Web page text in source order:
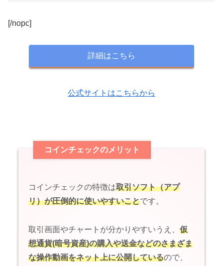
[/nopc]
詳細はこちら
公式サイトはこちらから
コインチェックのメリット
コインチェックの特徴は取引ソフト（アプ
リ）が圧倒的に使いやすいことです。
取引画面やチャートが分かりやすいうえ、 仮
想通貨(暗号資産)の購入や送金などのさまざま
な操作動画をネット上に公開しているので、